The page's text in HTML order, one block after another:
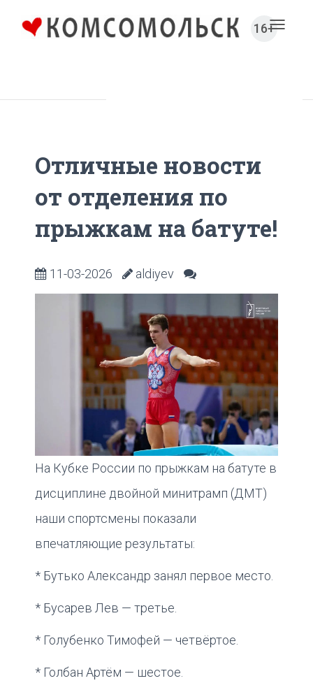
16+
Отличные новости
от отделения по
прыжкам на батуте!
11-03-2026 aldiyev
На Кубке России по прыжкам на батуте в
дисциплине двойной минитрамп (ДМТ)
наши спортсмены показали
впечатляющие результаты:
* Бутько Александр занял первое место.
* Бусарев Лев — третье.
* Голубенко Тимофей — четвёртое.
* Голбан Артём — шестое.